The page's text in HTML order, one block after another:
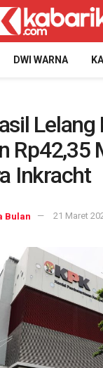
DWI WARNA
Lelang
Rp42,35
Inkracht
Bulan 21 Maret